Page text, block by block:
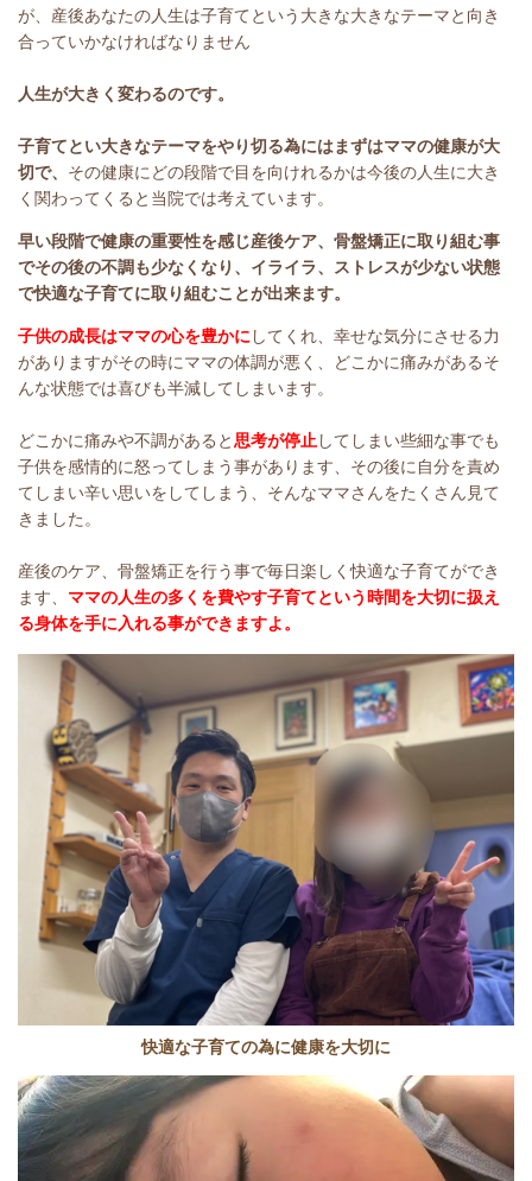
が、産後あなたの人生は子育てという大きな大きなテーマと向き
合っていかなければなりません
人生が大きく変わるのです。
子育てとい大きなテーマをやり切る為にはまずはママの健康が大
切で、 その健康にどの段階で目を向けれるかは今後の人生に大き
く関わってくると当院では考えています。
早い段階で健康の重要性を感じ産後ケア、骨盤矯正に取り組む事
でその後の不調も少なくなり、イライラ、ストレスが少ない状態
で快適な子育てに取り組むことが出来ます。
子供の成長はママの心を豊かに してくれ、幸せな気分にさせる力
がありますがその時にママの体調が悪く、どこかに痛みがあるそ
んな状態では喜びも半減してしまいます。
どこかに痛みや不調があると思考が停止 してしまい些細な事でも
子供を感情的に怒ってしまう事があります、その後に自分を責め
てしまい辛い思いをしてしまう、そんなママさんをたくさん見て
きました。
産後のケア、骨盤矯正を行う事で毎日楽しく快適な子育てができ
ます、 ママの人生の多くを費やす子育てという時間を大切に扱え
る身体を手に入れる事ができますよ。
快適な子育ての為に健康を大切に